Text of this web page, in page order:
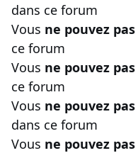
dans ce forum
Vous ne pouvez pas
ce forum
Vous ne pouvez pas
ce forum
Vous ne pouvez pas
dans ce forum
Vous ne pouvez pas